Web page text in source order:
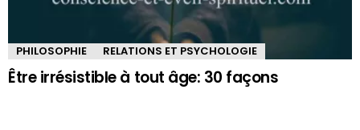
PHILOSOPHIE RELATIONS ET PSYCHOLOGIE
Être irrésistible à tout âge: 30 façons